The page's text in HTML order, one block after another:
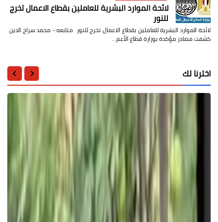
لائحة الموارد البشرية للعاملين بقطاع الاعمال تخرج
للنور
لائحة الموارد البشرية للعاملين بقطاع الاعمال تخرج للنور متابعه:- محمد سراج الدين
كشفت مصادر مؤكدة بوزارة قطاع الأعم…
اخترنا لك